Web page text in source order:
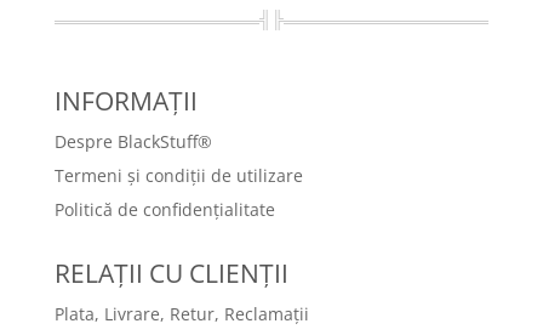
INFORMAȚII
Despre BlackStuff®
Termeni și condiții de utilizare
Politică de confidențialitate
RELAȚII CU CLIENȚII
Plata, Livrare, Retur, Reclamații